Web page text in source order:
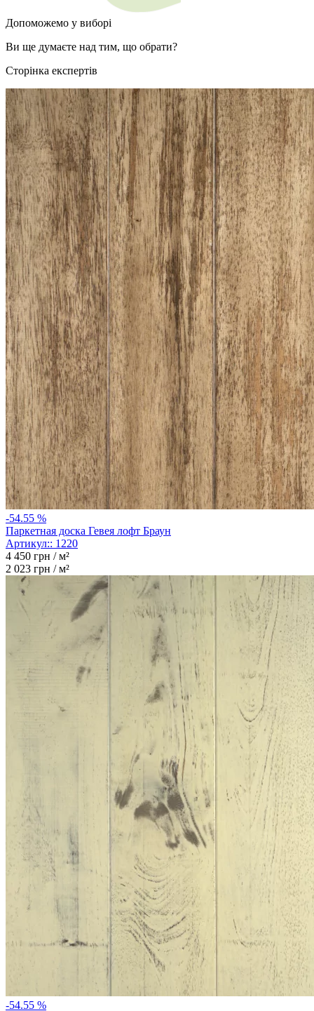
Допоможемо у виборі
Ви ще думаєте над тим, що обрати?
Сторінка експертів
-54.55 %
Паркетная доска Гевея лофт Браун
Артикул:: 1220
4 450 грн / м²
2 023 грн / м²
-54.55 %